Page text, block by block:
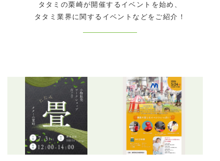
タタミの栗崎が開催するイベントを始め、
タタミ業界に関するイベントなどをご紹介！